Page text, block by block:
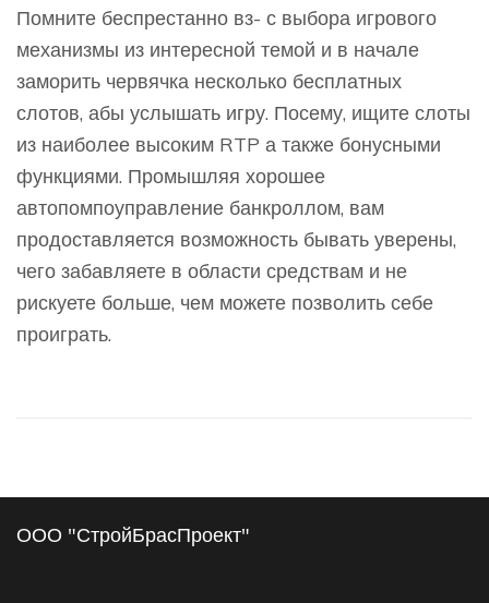
Помните беспрестанно вз- с выбора игрового
механизмы из интересной темой и в начале
заморить червячка несколько бесплатных
слотов, абы услышать игру. Посему, ищите слоты
из наиболее высоким RTP а также бонусными
функциями. Промышляя хорошее
автопомпоуправление банкроллом, вам
продоставляется возможность бывать уверены,
чего забавляете в области средствам и не
рискуете больше, чем можете позволить себе
проиграть.
ООО "СтройБрасПроект"